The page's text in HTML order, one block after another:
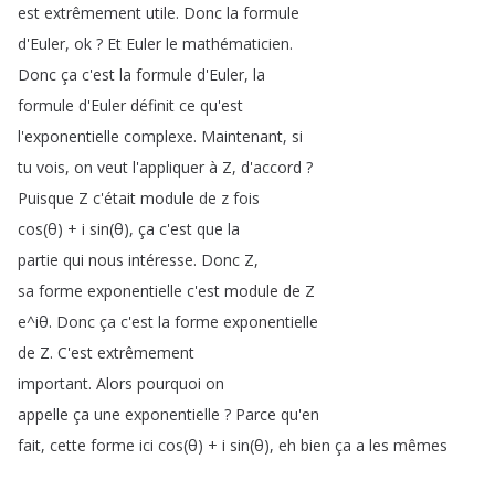
est extrêmement utile. Donc la formule
d'Euler, ok ? Et Euler le mathématicien.
Donc ça c'est la formule d'Euler, la
formule d'Euler définit ce qu'est
l'exponentielle complexe. Maintenant, si
tu vois, on veut l'appliquer à Z, d'accord ?
Puisque Z c'était module de z fois
cos(θ) + i sin(θ), ça c'est que la
partie qui nous intéresse. Donc Z,
sa forme exponentielle c'est module de Z
e^iθ. Donc ça c'est la forme exponentielle
de Z. C'est extrêmement
important. Alors pourquoi on
appelle ça une exponentielle ? Parce qu'en
fait, cette forme ici cos(θ) + i sin(θ), eh bien ça a les mêmes